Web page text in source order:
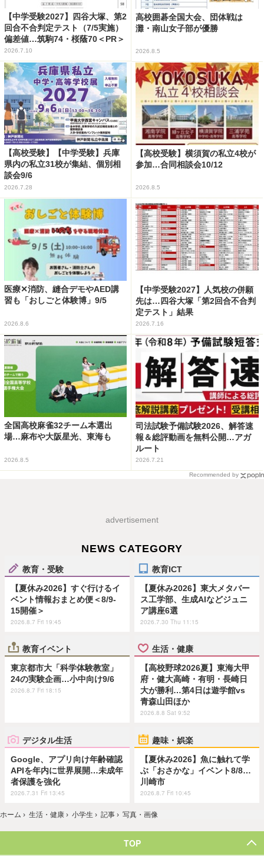
【中学受験2027】四谷大塚、第2
回合不合判定テスト（7/5実施）
偏差値…筑駒74・桜蔭70＜PR＞
2026.7.10
高校囲碁全国大会、団体戦は
灘・南山女子部が優勝
2026.8.5
【高校受験】【中学受験】兵庫
県内の私立31校が集結、個別相
談会9/6
2026.7.28
【高校受験】横須賀の私立4校が
参加…合同相談会10/12
2026.8.5
医療✕消防、縫合デモやAED講
習も「おしごと体験博」9/5
2026.8.6
【中学受験2027】人気校の併願
先は…四谷大塚「第2回合不合判
定テスト」結果
2026.7.16
全国高校麻雀32チーム本選出
場…麻布や大阪星光、東海も
2026.8.5
司法試験予備試験2026、解答速
報＆総評動画を無料公開…アガ
ルート
2026.7.21
Recommended by
advertisement
NEWS CATEGORY
教育・受験
【夏休み2026】すぐ行けるイ
ベント情報おまとめ便＜8/9-
15開催＞
2026.8.7 Fri 19:45
教育ICT
【夏休み2026】東大メタバー
ス工学部、生成AIなどジュニ
ア講座6選
2026.7.30 Thu 11:15
教育イベント
東京都市大「科学体験教室」
24の実験企画…小中向け9/6
2026.8.7 Fri 18:15
生活・健康
【高校野球2026夏】東海大甲
府・健大高崎・有明・長崎日
大が勝利…第4日は遊学館vs
青森山田ほか
2026.8.8 Sat 9:52
デジタル生活
Google、アプリ向け年齢確認
APIを年内に世界展開…未成年
者保護を強化
2026.7.31 Fri 13:45
趣味・娯楽
【夏休み2026】魚に触れて学
ぶ「おさかな」イベント8/8…
川崎市
2026.8.7 Fri 10:45
ホーム › 生活・健康 › 小学生 › 記事 › 写真・画像
TOP